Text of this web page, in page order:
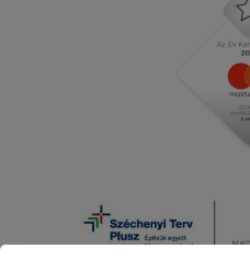
Többször
nélkül de a most
műanyag darab
evett belőle így
2025-10-03 - Anita:
Gyors és finom.